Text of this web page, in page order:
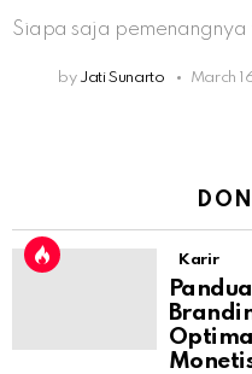
Siapa saja pemenangnya
by Jati Sunarto March
Karir